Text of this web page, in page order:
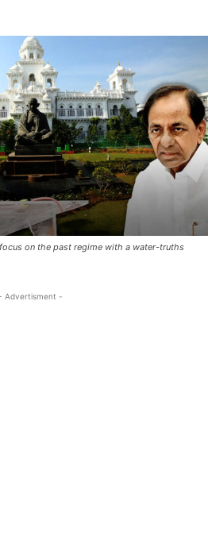
on the past regime with a water-truths
Advertisment -